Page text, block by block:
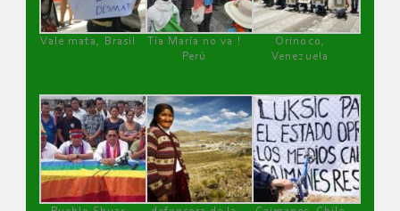
Vale mata, Brasil
Tía María no va !
Perú
Orinoco,
Venezuela